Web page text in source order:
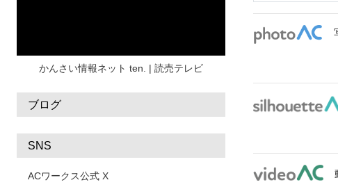
かんさい情報ネット ten. | 読売テレビ
ブログ
SNS
ACワークス公式 X